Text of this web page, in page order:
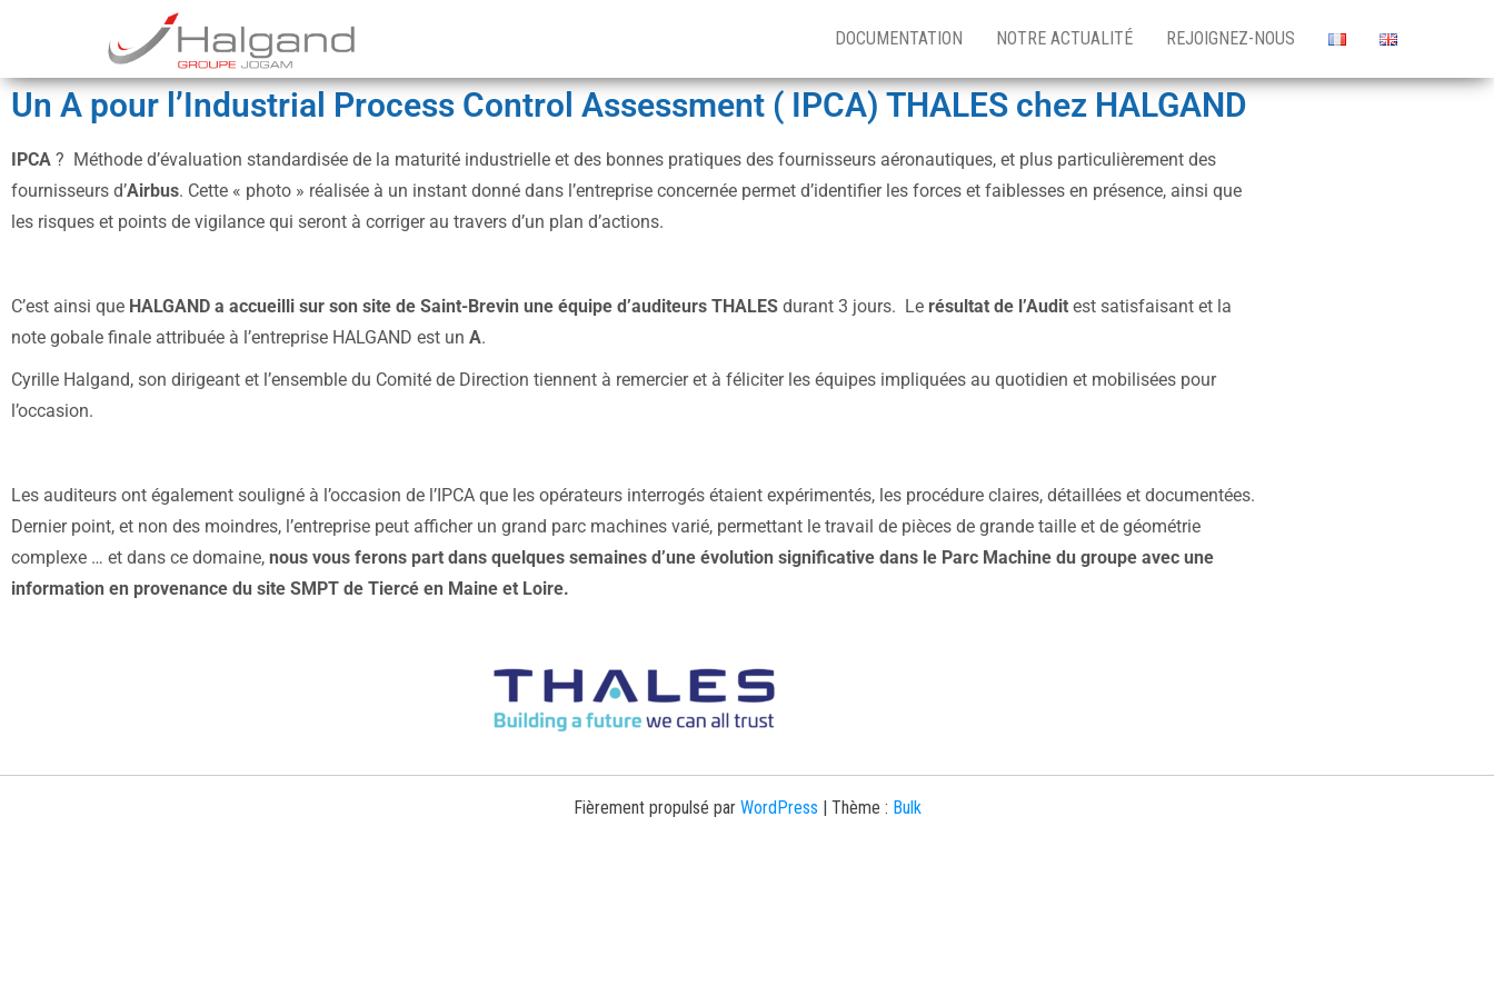
DOCUMENTATION NOTRE ACTUALITÉ REJOIGNEZ-NOUS
Un A pour l’Industrial Process Control Assessment ( IPCA) THALES chez HALGAND
IPCA ? Méthode d’évaluation standardisée de la maturité industrielle et des bonnes pratiques des fournisseurs aéronautiques, et plus particulièrement des
fournisseurs d’Airbus. Cette « photo » réalisée à un instant donné dans l’entreprise concernée permet d’identifier les forces et faiblesses en présence, ainsi que
les risques et points de vigilance qui seront à corriger au travers d’un plan d’actions.
C’est ainsi que HALGAND a accueilli sur son site de Saint-Brevin une équipe d’auditeurs THALES durant 3 jours. Le résultat de l’Audit est satisfaisant et la
note gobale finale attribuée à l’entreprise HALGAND est un A.
Cyrille Halgand, son dirigeant et l’ensemble du Comité de Direction tiennent à remercier et à féliciter les équipes impliquées au quotidien et mobilisées pour
l’occasion.
Les auditeurs ont également souligné à l’occasion de l’IPCA que les opérateurs interrogés étaient expérimentés, les procédure claires, détaillées et documentées.
Dernier point, et non des moindres, l’entreprise peut afficher un grand parc machines varié, permettant le travail de pièces de grande taille et de géométrie
complexe … et dans ce domaine, nous vous ferons part dans quelques semaines d’une évolution significative dans le Parc Machine du groupe avec une
information en provenance du site SMPT de Tiercé en Maine et Loire.
Fièrement propulsé par WordPress | Thème : Bulk